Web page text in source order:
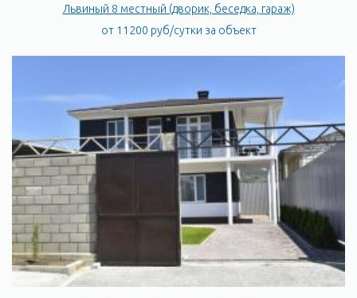
Львиный 8 местный (дворик, беседка, гараж)
от 11200 руб/сутки за объект